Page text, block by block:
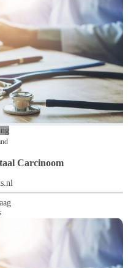
Carcinoom